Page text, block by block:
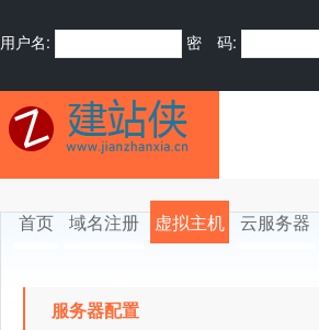
用户名: 密 码:
首页 域名注册 虚拟主机 云服务器
服务器配置